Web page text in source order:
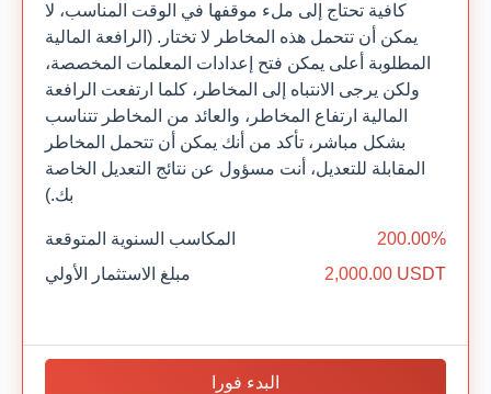
كافية تحتاج إلى ملء موقفها في الوقت المناسب، لا
يمكن أن تتحمل هذه المخاطر لا تختار. (الرافعة المالية
المطلوبة أعلى يمكن فتح إعدادات المعلمات المخصصة،
ولكن يرجى الانتباه إلى المخاطر، كلما ارتفعت الرافعة
المالية ارتفاع المخاطر، والعائد من المخاطر تتناسب
بشكل مباشر، تأكد من أنك يمكن أن تتحمل المخاطر
المقابلة للتعديل، أنت مسؤول عن نتائج التعديل الخاصة
بك.)
المكاسب السنوية المتوقعة
200.00%
مبلغ الاستثمار الأولي
2,000.00 USDT
البدء فورا